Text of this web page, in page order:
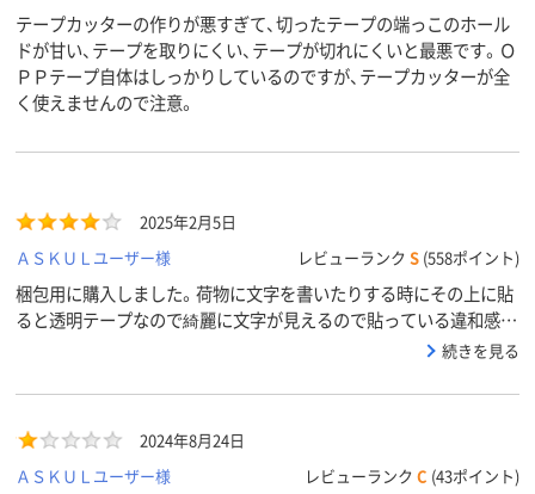
テープカッターの作りが悪すぎて、切ったテープの端っこのホール
ドが甘い、テープを取りにくい、テープが切れにくいと最悪です。Ｏ
ＰＰテープ自体はしっかりしているのですが、テープカッターが全
く使えませんので注意。
2025年2月5日
ＡＳＫＵＬユーザー様
レビューランク S (558ポイント)
梱包用に購入しました。荷物に文字を書いたりする時にその上に貼
ると透明テープなので綺麗に文字が見えるので貼っている違和感が
無くとてもいいと思います。カッター付を購入したのですが幅広の
た。よく切れる方だと思います。
続きを見る
2024年8月24日
ＡＳＫＵＬユーザー様
レビューランク C (43ポイント)